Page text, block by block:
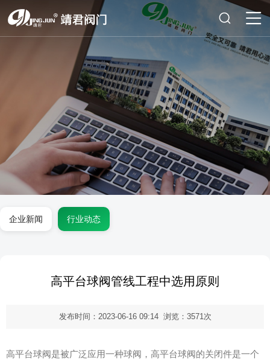
企业新闻 行业动态
高平台球阀管线工程中选用原则
发布时间：2023-06-16 09:14 浏览：3571次
高平台球阀是被广泛应用一种球阀，高平台球阀的关闭件是一个